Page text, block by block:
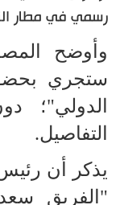
رسمي في مطار
وأوضح
ستجري
التفاصيل.
يذكر أن
"الفريق